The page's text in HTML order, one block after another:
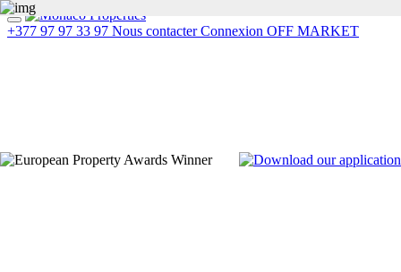
+377 97 97 33 97 Nous contacter Connexion OFF MARKET